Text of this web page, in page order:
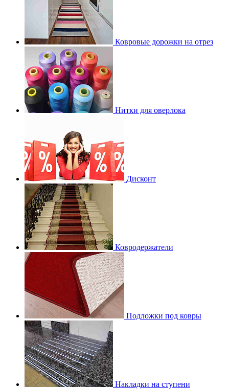
Ковровые дорожки на отрез
Нитки для оверлока
Дисконт
Ковродержатели
Подложки под ковры
Накладки на ступени